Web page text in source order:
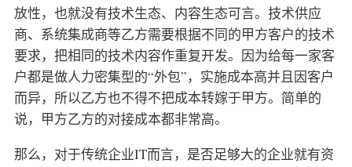
放性，也就没有技术生态、内容生态可言。技术供应
商、系统集成商等乙方需要根据不同的甲方客户的技术
要求，把相同的技术内容作重复开发。因为给每一家客
户都是做人力密集型的“外包”，实施成本高并且因客户
而异，所以乙方也不得不把成本转嫁于甲方。简单的
说，甲方乙方的对接成本都非常高。
那么，对于传统企业IT而言，是否足够大的企业就有资